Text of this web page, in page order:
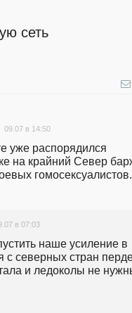
сеть
09.07 в 14:50
уже распорядился
на крайний Север
гомосексуалистов.
в 07:03
наше усиление в
с северных стран
и ледоколы не